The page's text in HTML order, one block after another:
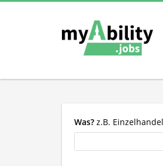
Was? z.B.